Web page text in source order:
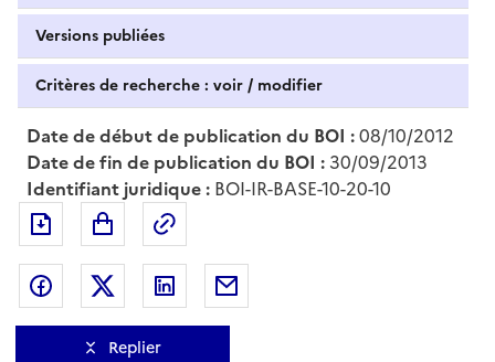
Versions publiées
Critères de recherche : voir / modifier
Date de début de publication du BOI :08/10/2012
Date de fin de publication du BOI : 30/09/2013
Identifiant juridique : BOI-IR-BASE-10-20-10
Exporter le document au format pdf
Partager sur Facebook
Partager sur Twitter
Partager sur LinkedIn
Replier